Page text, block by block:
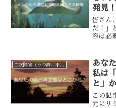
発見！
皆さん
だ！」
容は必
入浴洗
なりま
二次障害（うつ病、不安障害）
あな
私は
と」
この記
元にリ